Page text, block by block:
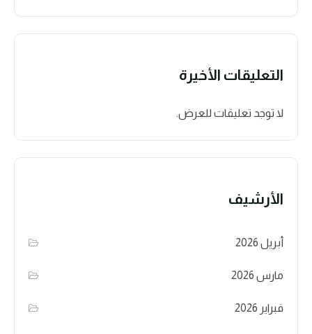
التعليقات الأخيرة
لا توجد تعليقات للعرض.
الأرشيف
أبريل 2026
مارس 2026
فبراير 2026